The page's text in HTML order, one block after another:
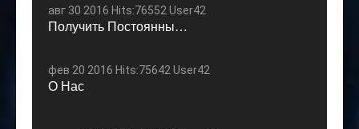
авг 30 2016 Hits:76552 User42
Получить Постоянны…
фев 20 2016 Hits:75642 User42
О Нас